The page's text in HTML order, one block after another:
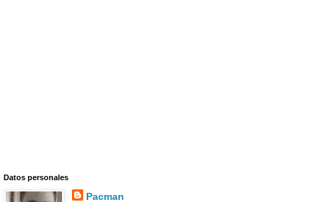
Datos personales
Pacman